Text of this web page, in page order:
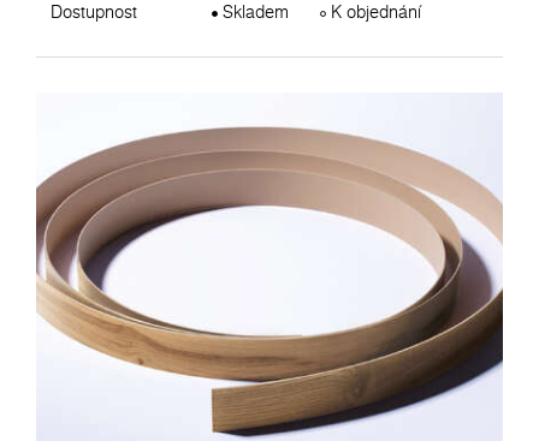
Dostupnost Skladem K objednání